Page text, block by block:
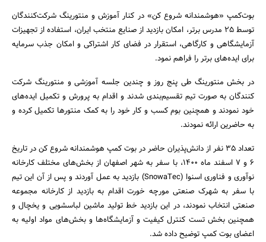
جستجو
بوت‌کمپ «هوشمندانه شروع کن» در کنار آموزش و منتورینگ شرکت‌کنندگان
توسط 25 مدرس برتر، امکان بازدید از صنایع منتخب ایران، استفاده از تجهیزات
آزمایشگاهی و کارگاهی، استقرار در فضای کار اشتراکی و امکان جذب سرمایه
برای ایده‌های برتر را فراهم نمود.
در بخش منتورینگ طی پنج روز و چندین جلسه آموزشی و منتورینگ شرکت
کنندگان به صورت تیم تقسیم‌بندی شدند و اقدام به پرورش و تکمیل ایده‌های
خود نمودند و همچنین بوم کسب و کار خود را به کمک منتورها تکمیل کرده و
به حاضرین ارائه نمودند.
تعداد 35 نفر از دانش‌پذیران حاضر در بوت کمپ هوشمندانه شروع کن در تاریخ
6 و 7 اسفند ماه 1400، با سفر به شهر اصفهان از بخش‌های مختلف کارخانه
نوآوری و فناوری اسنوا (SnowaTec) بازدید به عمل آوردند و پس از آن این تیم
با سفر به شهرک صنعتی مورچه خورت اقدام به بازدید از کارخانه مجموعه
صنعتی انتخاب نمودند، در این بازدید خط تولید ماشین لباسشویی و یخچال و
همچنین بخش تست کنترل کیفیت و آزمایشگاه‌ها و بخش‌های مواد اولیه به
اعضای بوت کمپ توضیح داده شد.